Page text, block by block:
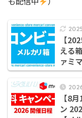
【
える
ァミ
ルカ
箱 コ
リ 箱
【8
ン